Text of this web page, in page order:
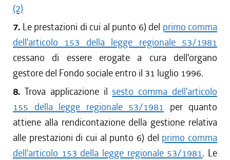
(2)
7. Le prestazioni di cui al punto 6) del primo comma
dell'articolo 153 della legge regionale 53/1981
cessano di essere erogate a cura dell'organo
gestore del Fondo sociale entro il 31 luglio 1996.
8. Trova applicazione il sesto comma dell'articolo
155 della legge regionale 53/1981 per quanto
attiene alla rendicontazione della gestione relativa
alle prestazioni di cui al punto 6) del primo comma
dell'articolo 153 della legge regionale 53/1981. Le